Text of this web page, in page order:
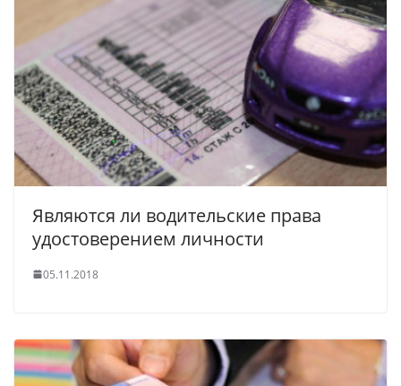
Являются ли водительские права
удостоверением личности
05.11.2018